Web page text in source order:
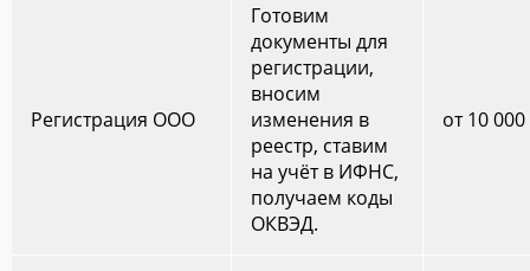
Регистрация ООО
Готовим
документы для
регистрации,
вносим
изменения в
реестр, ставим
на учёт в ИФНС,
получаем коды
ОКВЭД.
от 10 000